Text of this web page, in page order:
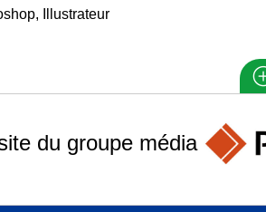
Illustrateur
du groupe média